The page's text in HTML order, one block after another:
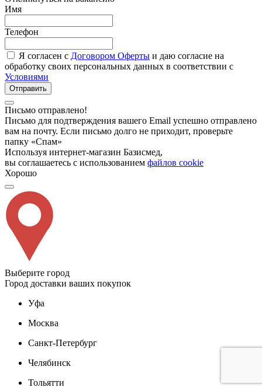
Имя
Телефон
Я согласен с Договором Оферты и даю согласие на
обработку своих персональных данных в соответствии с
Условиями
Отправить
Письмо отправлено!
Письмо для подтверждения вашего Email успешно отправлено
вам на почту. Если письмо долго не приходит, проверьте
папку «Спам»
Используя интернет-магазин Базисмед,
вы соглашаетесь с использованием файлов cookie
Хорошо
Выберите город
Город доставки ваших покупок
Уфа
Москва
Санкт-Петербург
Челябинск
Тольятти